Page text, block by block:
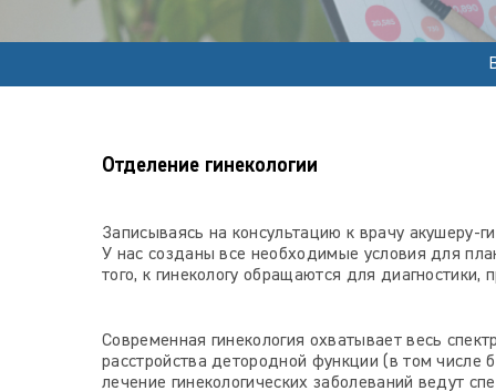
Отделение гинекологии
Записываясь на консультацию к врачу
У нас созданы все необходимые условия для
того, к гинекологу обращаются для
Современная гинекология охватывает весь
расстройства детородной функции (в том числе
лечение гинекологических заболеваний ведут